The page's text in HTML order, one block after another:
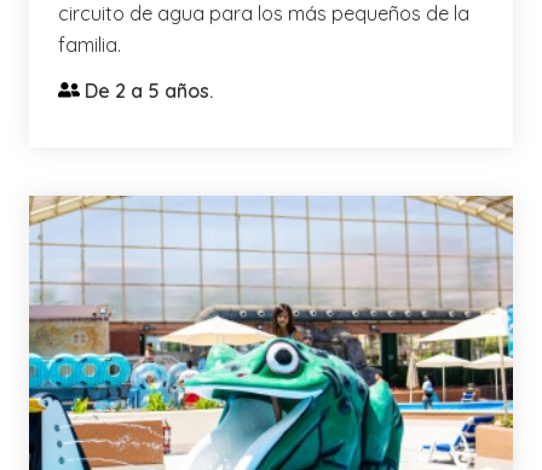
circuito de agua para los más pequeños de la
familia.
De 2 a 5 años.